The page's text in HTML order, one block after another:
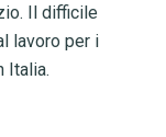
Il difficile
lavoro per i
Italia.